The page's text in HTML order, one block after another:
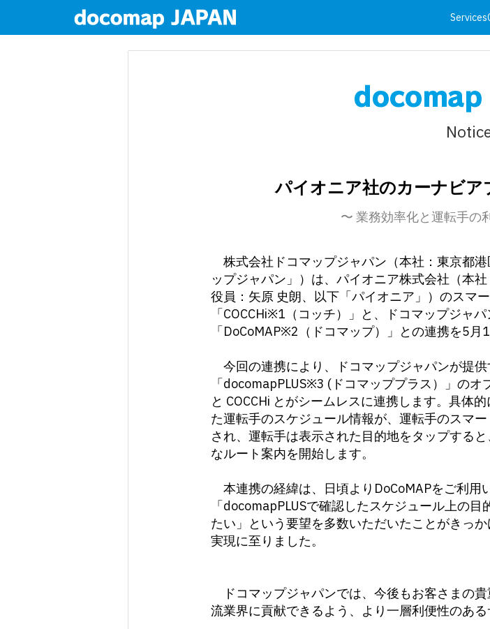
Services
パイオニア社のカーナビア
〜 業務効率化と運転手の
株式会社ドコマップジャパン（本社：東京都
ップジャパン」）は、パイオニア株式会社（本
役員：矢原 史朗、以下「パイオニア」）のスマ
「COCCHi※1（コッチ）」と、ドコマップジャ
「DoCoMAP※2（ドコマップ）」との連携を5月
今回の連携により、ドコマップジャパンが提
「docomapPLUS※3 (ドコマッププラス）」の
と COCCHi とがシームレスに連携します。具体
た運転手のスケジュール情報が、運転手のスマ
され、運転手は表示された目的地をタップする
なルート案内を開始します。
本連携の経緯は、日頃よりDoCoMAPをご利用
「docomapPLUSで確認したスケジュール上の
たい」という要望を多数いただいたことがきっ
実現に至りました。
ドコマップジャパンでは、今後もお客さまの
流業界に貢献できるよう、より一層利便性のあ